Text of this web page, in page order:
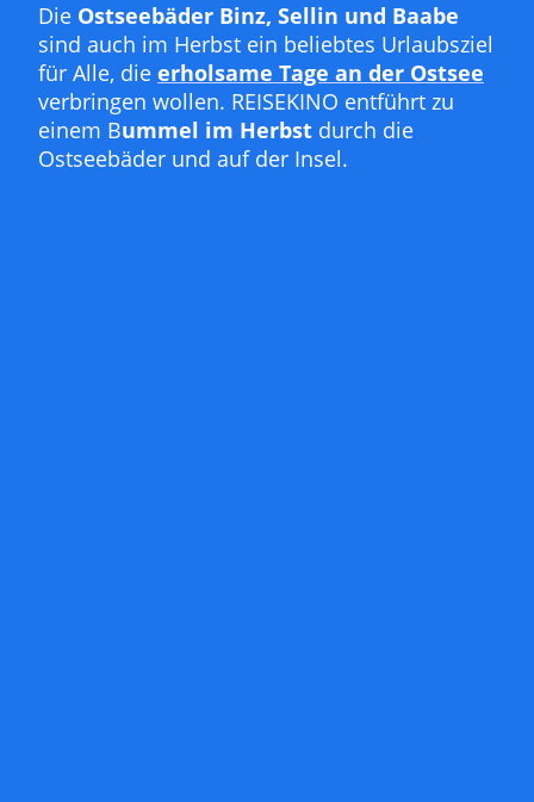
Die Ostseebäder Binz, Sellin und Baabe
sind auch im Herbst ein beliebtes Urlaubsziel
für Alle, die erholsame Tage an der Ostsee
verbringen wollen. REISEKINO entführt zu
einem Bummel im Herbst durch die
Ostseebäder und auf der Insel.